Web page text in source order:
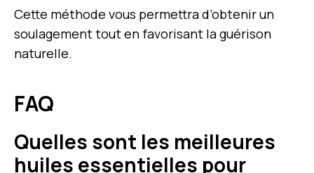
Cette méthode vous permettra d’obtenir un
soulagement tout en favorisant la guérison
naturelle.
FAQ
Quelles sont les meilleures
huiles essentielles pour